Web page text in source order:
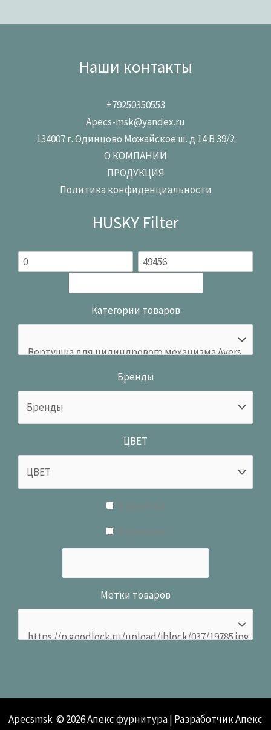
Наши контакты
+79250350553
Apecs-msk@yandex.ru
134007 г. Одинцово Можайское ш. д 14 В 39/2
О КОМПАНИИ
ПРОДУКЦИЯ
Политика конфиденциальности
HUSKY Filter
Категории товаров
Бренды
ЦВЕТ
Метки товаров
Apecsmsk © 2026 Апекс фурнитура | Разработчик Апекс